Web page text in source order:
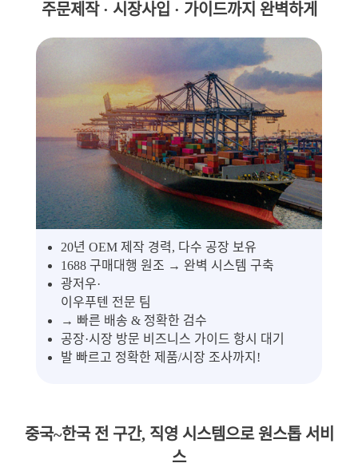
주문제작 · 시장사입 · 가이드까지 완벽하게
20년 OEM 제작 경력, 다수 공장 보유
1688 구매대행 원조 → 완벽 시스템 구축
광저우·
이우푸텐 전문 팀
→ 빠른 배송 & 정확한 검수
공장·시장 방문 비즈니스 가이드 항시 대기
발 빠르고 정확한 제품/시장 조사까지!
중국~한국 전 구간, 직영 시스템으로 원스톱 서비
스